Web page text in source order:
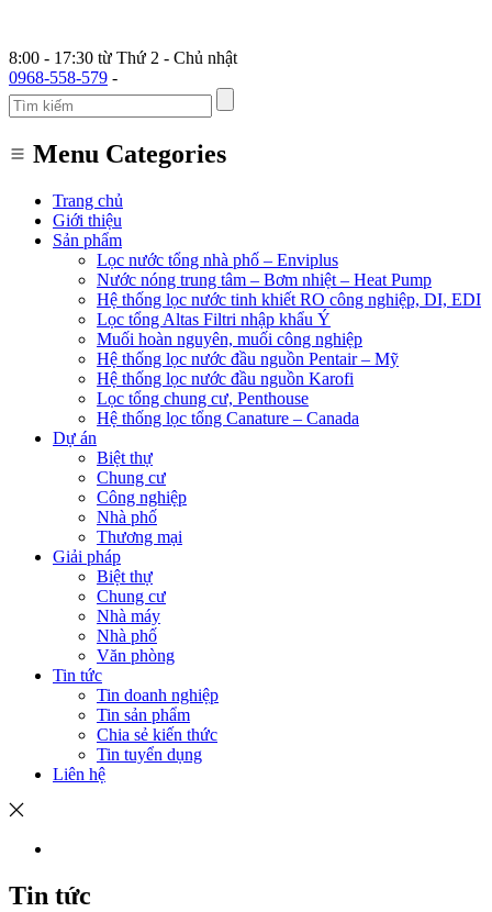
8:00 - 17:30 từ Thứ 2 - Chủ nhật
0968-558-579 -
Menu Categories
Trang chủ
Giới thiệu
Sản phẩm
Lọc nước tổng nhà phố – Enviplus
Nước nóng trung tâm – Bơm nhiệt – Heat Pump
Hệ thống lọc nước tinh khiết RO công nghiệp, DI, EDI
Lọc tổng Altas Filtri nhập khẩu Ý
Muối hoàn nguyên, muối công nghiệp
Hệ thống lọc nước đầu nguồn Pentair – Mỹ
Hệ thống lọc nước đầu nguồn Karofi
Lọc tổng chung cư, Penthouse
Hệ thống lọc tổng Canature – Canada
Dự án
Biệt thự
Chung cư
Công nghiệp
Nhà phố
Thương mại
Giải pháp
Biệt thự
Chung cư
Nhà máy
Nhà phố
Văn phòng
Tin tức
Tin doanh nghiệp
Tin sản phẩm
Chia sẻ kiến thức
Tin tuyển dụng
Liên hệ
Tin tức